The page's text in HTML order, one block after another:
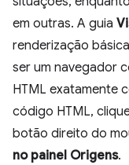
em outras. A guia
renderização
ser um navegador
HTML exatamente
código HTML,
botão direito do
no painel Origens.